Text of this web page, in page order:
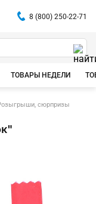
8 (800) 250-22-71
ТОВАРЫ НЕДЕЛИ
сюрпризы